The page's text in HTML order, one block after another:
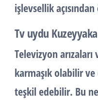
işlevsellik
Tv uydu
Televizyon
karmaşık olabilir
teşkil edebilir. Bu